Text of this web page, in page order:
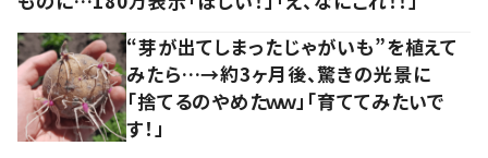
“芽が出てしまったじゃがいも”を植えて
みたら…→約3ヶ月後、驚きの光景に
「捨てるのやめたｗｗ」「育ててみたいで
す！」